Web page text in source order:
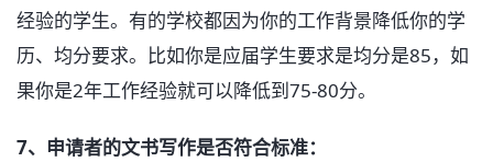
经验的学生。有的学校都因为你的工作背景降低你的学
历、均分要求。比如你是应届学生要求是均分是85，如
果你是2年工作经验就可以降低到75-80分。
7、申请者的文书写作是否符合标准：